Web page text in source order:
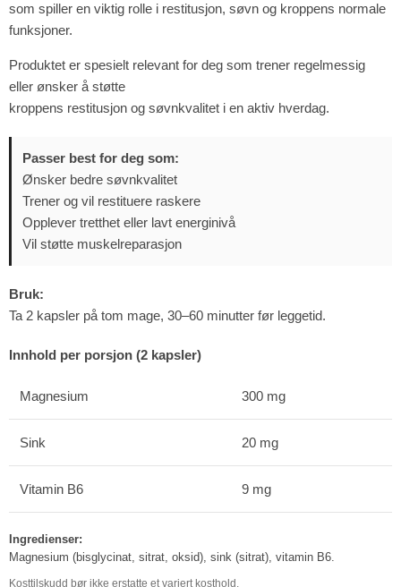
som spiller en viktig rolle i restitusjon, søvn og kroppens normale
funksjoner.
Produktet er spesielt relevant for deg som trener regelmessig
eller ønsker å støtte
kroppens restitusjon og søvnkvalitet i en aktiv hverdag.
Passer best for deg som:
Ønsker bedre søvnkvalitet
Trener og vil restituere raskere
Opplever tretthet eller lavt energinivå
Vil støtte muskelreparasjon
Bruk:
Ta 2 kapsler på tom mage, 30–60 minutter før leggetid.
Innhold per porsjon (2 kapsler)
Magnesium 300 mg
Sink 20 mg
Vitamin B6 9 mg
Ingredienser:
Magnesium (bisglycinat, sitrat, oksid), sink (sitrat), vitamin B6.
Kosttilskudd bør ikke erstatte et variert kosthold.